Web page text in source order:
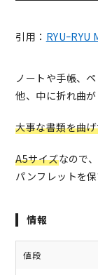
引用： RYUｰRYU
ノートや手帳、
他、中に折れ曲が
大事な書類を曲
A5サイズなので
パンフレットを
情報
値段